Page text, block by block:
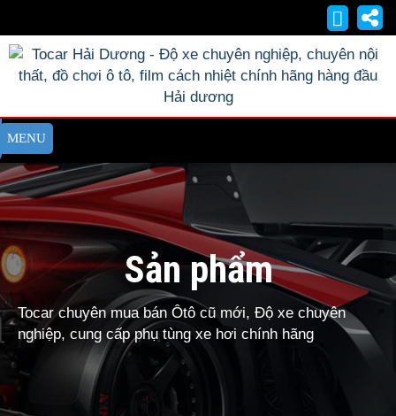
Sản phẩm
Tocar chuyên mua bán Ôtô cũ mới, Độ xe chuyên
nghiệp, cung cấp phụ tùng xe hơi chính hãng